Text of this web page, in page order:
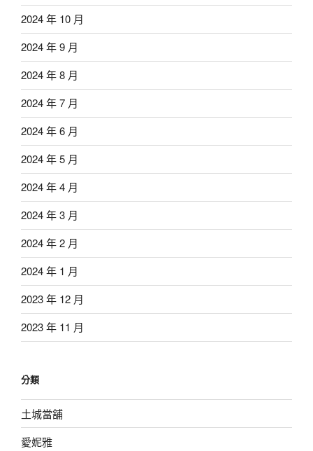
2024 年 10 月
2024 年 9 月
2024 年 8 月
2024 年 7 月
2024 年 6 月
2024 年 5 月
2024 年 4 月
2024 年 3 月
2024 年 2 月
2024 年 1 月
2023 年 12 月
2023 年 11 月
分類
土城當舖
愛妮雅